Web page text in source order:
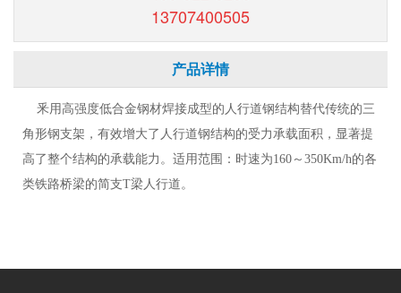
13707400505
产品详情
釆用高强度低合金钢材焊接成型的人行道钢结构替代传统的三
角形钢支架，有效增大了人行道钢结构的受力承载面积，显著提
高了整个结构的承载能力。适用范围：时速为160～350Km/h的各
类铁路桥梁的简支T梁人行道。